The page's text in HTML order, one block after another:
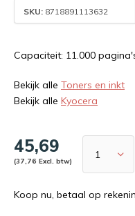
SKU: 8718891113632
Capaciteit: 11.000
Bekijk alle Toners en inkt
Bekijk alle Kyocera
45,69
(37,76 Excl. btw)
Koop nu, betaal op